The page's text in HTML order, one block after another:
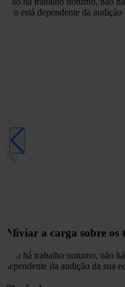
não está dependente da
Aliviar a carga sobre os
Não há trabalho noturno, não
dependente da audição da sua